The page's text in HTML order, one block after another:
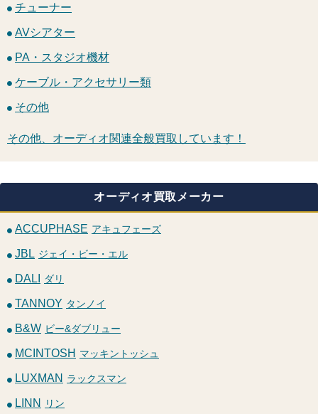
チューナー
AVシアター
PA・スタジオ機材
ケーブル・アクセサリー類
その他
その他、オーディオ関連全般買取しています！
オーディオ買取メーカー
ACCUPHASE アキュフェーズ
JBL ジェイ・ビー・エル
DALI ダリ
TANNOY タンノイ
B&W ビー&ダブリュー
MCINTOSH マッキントッシュ
LUXMAN ラックスマン
LINN リン